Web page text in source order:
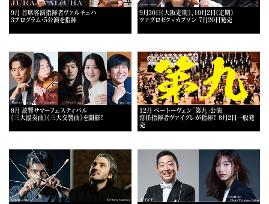
9月 首席客演指揮者ヴァルチュハ
3プログラム・5公演を指揮
9月30日《大阪定期》、10月2日《定期》
ツァグロゼク×カプソン 7月20日発売
8月 読響サマーフェスティバル
《三大協奏曲》《三大交響曲》を開催！
12月 ベートーヴェン「第九」公演
常任指揮者ヴァイグレが指揮！ 8月2日一般発
売